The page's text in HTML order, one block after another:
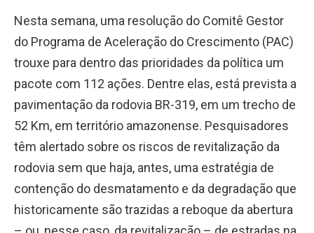
Nesta semana, uma resolução do Comitê Gestor
do Programa de Aceleração do Crescimento (PAC)
trouxe para dentro das prioridades da política um
pacote com 112 ações. Dentre elas, está prevista a
pavimentação da rodovia BR-319, em um trecho de
52 Km, em território amazonense. Pesquisadores
têm alertado sobre os riscos de revitalização da
rodovia sem que haja, antes, uma estratégia de
contenção do desmatamento e da degradação que
historicamente são trazidas a reboque da abertura